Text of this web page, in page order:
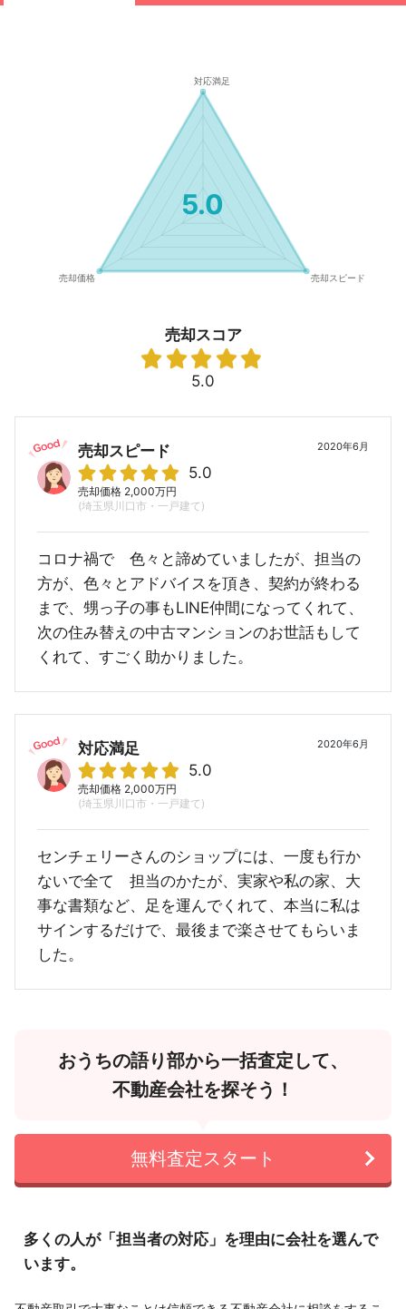
5.0
売却スコア
5.0
2020年6月
売却スピード
5.0
売却価格 2,000万円
(埼玉県川口市・一戸建て)
コロナ禍で 色々と諦めていましたが、担当の
方が、色々とアドバイスを頂き、契約が終わる
まで、甥っ子の事もLINE仲間になってくれて、
次の住み替えの中古マンションのお世話もして
くれて、すごく助かりました。
2020年6月
対応満足
5.0
売却価格 2,000万円
(埼玉県川口市・一戸建て)
センチェリーさんのショップには、一度も行か
ないで全て 担当のかたが、実家や私の家、大
事な書類など、足を運んでくれて、本当に私は
サインするだけで、最後まで楽させてもらいま
した。
おうちの語り部から一括査定して、
不動産会社を探そう！
無料査定スタート
多くの人が「担当者の対応」を理由に会社を選んで
います。